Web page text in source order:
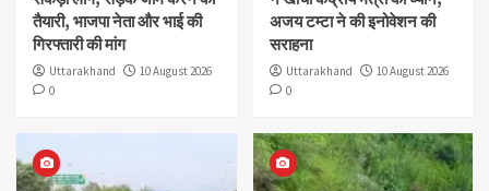
तैयारी, भाजपा नेता और भाई की
गिरफ्तारी की मांग
Uttarakhand
10 August 2026
0
अजय टम्टा ने की इनोवेशन की
सराहना
Uttarakhand
10 August 2026
0